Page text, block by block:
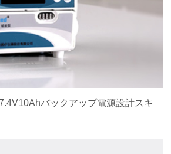
バックアップ電源設計スキ